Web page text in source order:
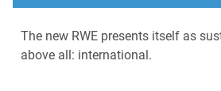
The new RWE presents itself as
above all: international.